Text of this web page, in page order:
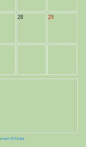
28 29
O'Shea